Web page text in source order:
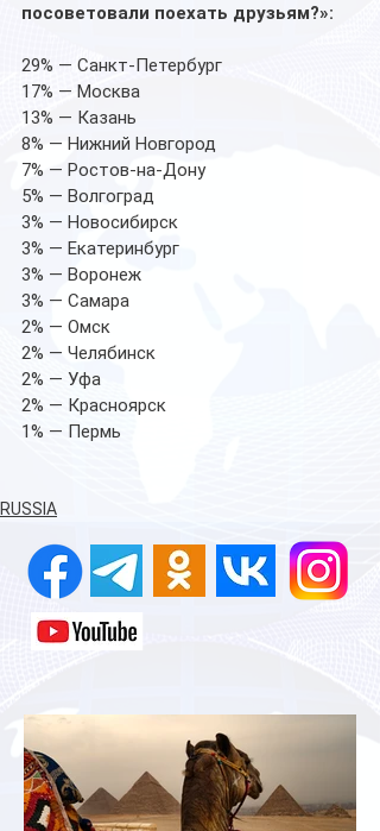
посоветовали поехать друзьям?»:
29% — Санкт-Петербург
17% — Москва
13% — Казань
8% — Нижний Новгород
7% — Ростов-на-Дону
5% — Волгоград
3% — Новосибирск
3% — Екатеринбург
3% — Воронеж
3% — Самара
2% — Омск
2% — Челябинск
2% — Уфа
2% — Красноярск
1% — Пермь
RUSSIA